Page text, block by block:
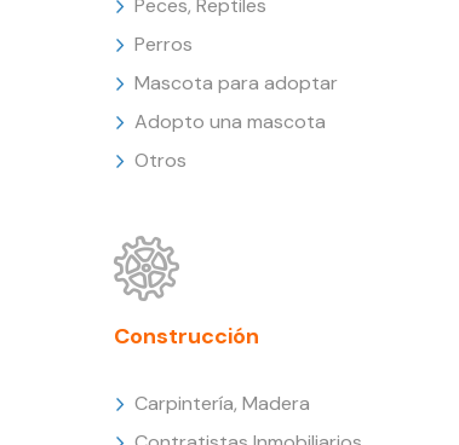
Peces, Reptiles
Perros
Mascota para adoptar
Adopto una mascota
Otros
Construcción
Carpintería, Madera